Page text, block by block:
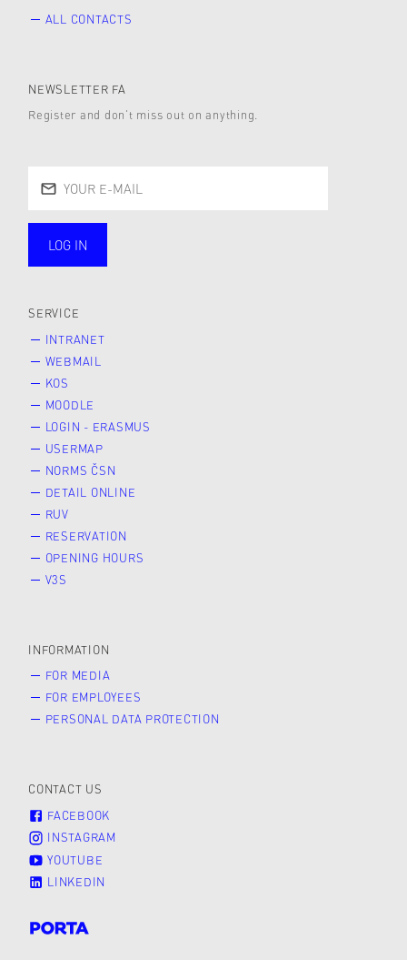
ALL CONTACTS
NEWSLETTER FA
Register and don’t miss out on anything.
LOG IN
SERVICE
INTRANET
WEBMAIL
KOS
MOODLE
LOGIN - ERASMUS
USERMAP
NORMS ČSN
DETAIL ONLINE
RUV
RESERVATION
OPENING HOURS
V3S
INFORMATION
FOR MEDIA
FOR EMPLOYEES
PERSONAL DATA PROTECTION
CONTACT US
FACEBOOK
INSTAGRAM
YOUTUBE
LINKEDIN